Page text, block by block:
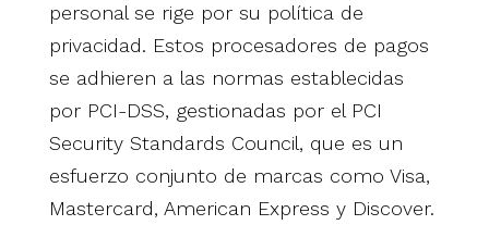
personal se rige por su política de
privacidad. Estos procesadores de pagos
se adhieren a las normas establecidas
por PCI-DSS, gestionadas por el PCI
Security Standards Council, que es un
esfuerzo conjunto de marcas como Visa,
Mastercard, American Express y Discover.